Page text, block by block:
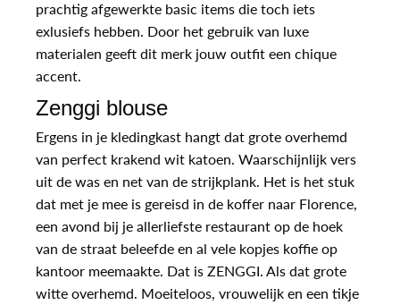
prachtig afgewerkte basic items die toch iets
exlusiefs hebben. Door het gebruik van luxe
materialen geeft dit merk jouw outfit een chique
accent.
Zenggi blouse
Ergens in je kledingkast hangt dat grote overhemd
van perfect krakend wit katoen. Waarschijnlijk vers
uit de was en net van de strijkplank. Het is het stuk
dat met je mee is gereisd in de koffer naar Florence,
een avond bij je allerliefste restaurant op de hoek
van de straat beleefde en al vele kopjes koffie op
kantoor meemaakte. Dat is ZENGGI. Als dat grote
witte overhemd. Moeiteloos, vrouwelijk en een tikje